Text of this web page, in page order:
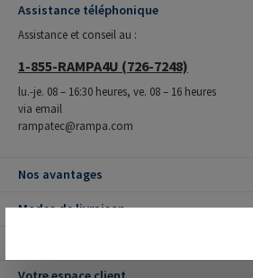
Assistance téléphonique
Assistance et conseil au :
1-855-RAMPA4U (726-7248)
lu.-je. 08 – 16:30 heures, ve. 08 – 16 heures
via email
rampatec@rampa.com
Nos avantages
Modes de livraison